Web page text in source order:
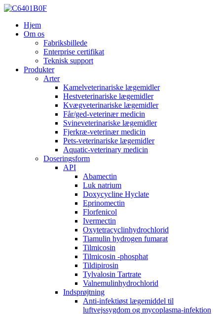
Hjem
Om os
Fabriksbillede
Enterprise certifikat
Teknisk support
Produkter
Arter
Kamelveterinariske lægemidler
Hestveterinariske lægemidler
Kvægveterinariske lægemidler
Får/ged-veterinær medicin
Svineveterinariske lægemidler
Fjerkræ-veterinær medicin
Pets-veterinariske lægemidler
Aquatic-veterinary medicin
Doseringsform
API
Abamectin
Luk natrium
Doxycycline Hyclate
Eprinomectin
Florfenicol
Ivermectin
Oxytetracyclinhydrochlorid
Tiamulin hydrogen fumarat
Tilmicosin
Tilmicosin -phosphat
Tildipirosin
Tylvalosin Tartrate
Valnemulinhydrochlorid
Indsprøjtning
Anti-infektiøst lægemiddel til
luftvejssygdom og mycoplasma-infektion